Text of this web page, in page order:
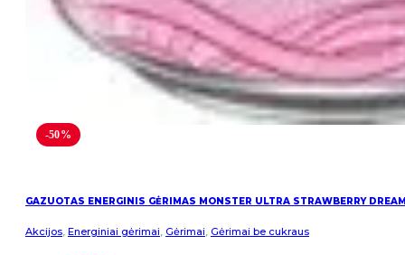
-50%
GAZUOTAS ENERGINIS GĖRIMAS MONSTER ULTRA STRAWBERRY
Akcijos, Energiniai gėrimai, Gėrimai, Gėrimai be cukraus